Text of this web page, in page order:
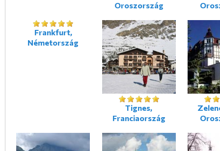
Oroszország
Frankfurt,
Németország
Tignes,
Franciaország